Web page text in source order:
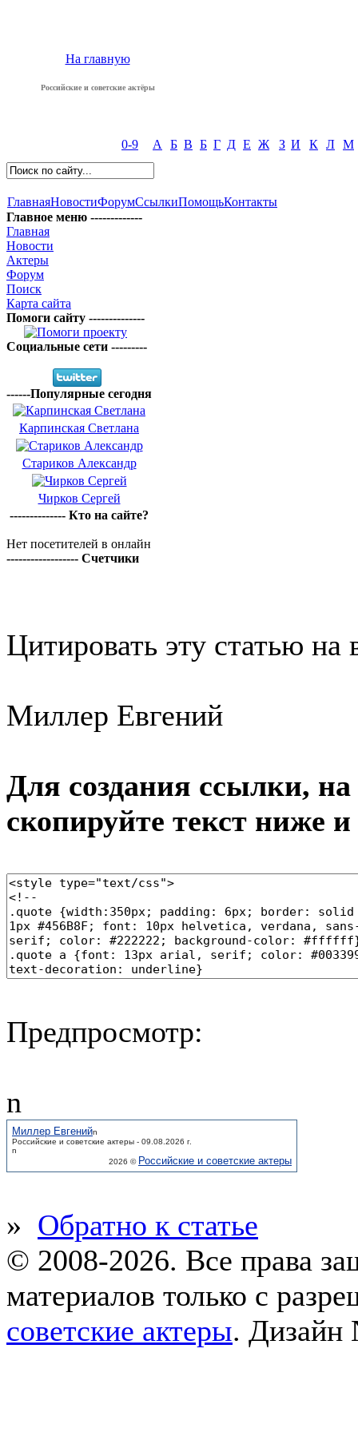
На главную
Российские и советские актёры
0-9 А Б В Б Г Д Е Ж З И К Л М
ГлавнаяНовостиФорумСсылкиПомощьКонтакты
Главное меню -------------
Главная
Новости
Актеры
Форум
Поиск
Карта сайта
Помоги сайту --------------
Социальные сети ---------
------Популярные сегодня
Карпинская Светлана
Стариков Александр
Чирков Сергей
-------------- Кто на сайте?
Нет посетителей в онлайн
------------------ Счетчики
Цитировать эту статью на
Миллер Евгений
Для создания ссылки,
скопируйте текст ниже
Предпросмотр:
n
Миллер Евгенийn
Российские и советские актеры - 09.08.2026 г.
n
2026 © Российские и советские актеры
» Обратно к статье
© 2008-2026. Все права
материалов только с
советские актеры. Дизайн